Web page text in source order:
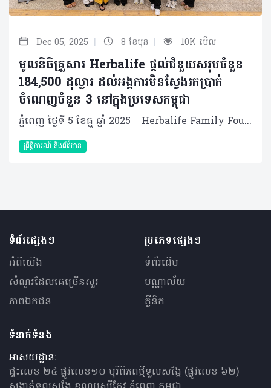
Dec 05, 2025 | 8 ខែមុន | 10K មើល
មូលនិធិគ្រួសារ Herbalife ផ្តល់ជំនួយសរុបចំនួន
184,500 ដុល្លារ ដល់អង្គការមិនស្វែងរកប្រាក់
ចំណេញចំនួន 3 នៅក្នុងប្រទេសកម្ពុជា
ភ្នំពេញ ថ្ងៃទី 5 ខែធ្នូ ឆ្នាំ 2025 – Herbalife Family Foundation (HFF) ជាអង្គការមិនស្វែងរកប្រាក់ចំណេញអន្តរជាតិមួយ ដែលត្រូវបានគាំទ្រដោយអ្នកចែកចាយឯករាជ្យ និងបុគ្គលិក Herbalife បានប្រកាសថា បានផ្តល់ជំនួយចំនួនសរុប 184,500 ដុល្លារ ដល់អង្គការមិនស្វែងរកប្រាក់ចំណេញចំនួន 3 នៅទូទាំងប្រទេសកម្ពុជា។ អង្គការទាំងនេះស្ថិតក្នុងកម្មវិធី Casa Herbalife ដែលជាគម្រោងសំខាន់របស់ HFF ដើម្បីសហការជាមួយអង្គការមូលដ្ឋានក្នុងការផ្តល់អាហារូបត្ថម្ភ​ ការអប់រំ និងបរិយាកាសសុវត្ថិភាពសម្រាប់កុមារ និងគ្រួសារដែលត្រូវការជំនួយ។ “យើងមានមោទនភាពក្នុងការសហការជាមួយអង្គការដ៏អស្ចារ្យដែលកំពុងបង្កើតការផ្លាស់ប្តូរដែលមានអត្ថន័យក្នុងសហគមន៍​របស់ពួកគេ” លោក Thang Vu នាយកគ្រប់គ្រងទូទៅ ក្រុមហ៊ុន Herbalife កម្ពុជា បានមានប្រសាសន៍ដូច្នេះ និងបានបន្ថែមទៀតថា៖ “ជាមួយអ្នកចែកចាយ និងបុគ្គលិក Herbalife យើងកំពុងធ្វើឱ្យមានការផ្លាស់ប្តូរតាមរយៈការជួយកុមារទទួលបានអាហារូបត្ថម្ភ ការអប់រំ និងការគាំទ្រដែលពួកគេត្រូវការ ដើម្បីអភិវឌ្ឍន៍ជីវិត។” អង្គការទទួលបានជំនួយនៅក្នុងប្រទេសកម្ពុជារួមមាន៖ អង្គការ Pour un Sourire d’Enfant (PSE)៖ ជួយកុមារចេញពីភាពក្រីក្រ និងណែនាំពួកគេទៅរកការងារដែលមានកិត្តិយស និងជំនាញ។ គាំទ្រកុមារច្រើនជាង 6,500 នាក់រៀងរាល់ឆ្នាំ បញ្ចប់ការបណ្តុះបណ្តាលវិជ្ជាជីវៈច្រើនជាង 6,000 នាក់ដែលមានការងារដែលមានគុណភាព។ មន្ទីរពេទ្យកុមារអង្គរ (AHC)៖ ផ្តល់សេវាថែទាំសុខភាពកុមារដោយមានមេត្តាករុណា និងគុណភាពខ្ពស់ ការអប់រំ និងសេវាការពារ។ បានផ្តល់សេវាថែទាំដល់កុមារច្រើនលាននាក់ បម្រើអ្នកជំងឺប្រចាំថ្ងៃចំនួន 350​ – 400 នាក់។ អង្គការ Children’s Future International (CFI)៖ ការពារសិទ្ធិកុមារដែលងាយរងគ្រោះ ដើម្បីធានាសុវត្ថិភាព ការអប់រំ និងការផ្តល់អំណាច។ គាំទ្រសិស្សប្រហែល 1,000 នាក់តាមរយៈសេវាសង្គម និងការអប់រំ; បម្រើកុមារនិងគ្រួសារដែលមានហានិភ័យច្រើនជាង 300។ ឆ្នាំនេះ HFF បានផ្តល់ជំនួយសរុបចំនួន 5 លានដុល្លារ ក្នុងកម្មវិធី Casa Herbalife ដល់អង្គការមិនស្វែងរកប្រាក់ចំណេញចំនួន 165 កន្លែង នៅក្នុង 60 ប្រទេស និងតំបន់។ ជំនួយទាំងនេះ អាចប្រព្រឹត្តទៅបានដោយសារការបរិច្ចាគរបស់អ្នកចែកចាយ Herbalife និងបុគ្គលិក Herbalife ដែលមានការប្តេជ្ញាចិត្តក្នុងការគាំទ្រកម្មវិធីដែលដឹកនាំដោយសហគមន៍ ដើម្បីពង្រឹងសហគមន៍ និងធ្វើឱ្យជីវិតប្រសើរឡើង។ ថវិកានេះរំពឹងថា នឹងអាចជួយកុមារច្រើនជាង 200,000 នាក់នៅទូទាំងពិភពលោក។ តាំងពីបានបង្កើតឡើងនៅឆ្នាំ 1994 HFF បានចំណាយលើសពី 60 លានដុល្លារ ដើម្បីគាំទ្រអង្គការមិនស្វែងរកប្រាក់ចំណេញនៅទូទាំងពិភពលោក ដើម្បីធានាថា កុមារ និងគ្រួសារទទួលបានអាហារូបត្ថម្ភ ការអប់រំ និងធនធានដែលចាំបាច់សម្រាប់ការរីកចម្រើន។ អំពី Herbalife Family Foundation Herbalife Family Foundation (HFF) គឺជាអង្គការមិនស្វែងរកប្រាក់ចំណេញអន្តរជាតិ 501(c)(3) ដែលបានគាំទ្រដោយអ្នកចែកចាយឯករាជ្យ និងបុគ្គលិក Herbalife។ បែបបទនៃការបង្កើតដោយ Mark Hughes ស្ថាបនិកក្រុមហ៊ុន Herbalife គឺ ដើម្បីជួយសហគមន៍ដែលខ្វះខាត។ HFF គាំទ្រកម្មវិធីផ្លាស់ប្តូរជីវិតដែល ផ្តោតលើសុខុមាលភាពកុមារតាម​រយៈអាហារូបត្ថម្ភ និងការអប់រំ។ តាំងពីឆ្នាំ 1994 មក HFF បានចំណាយលើសពី 60 លានដុល្លារដើម្បីគាំទ្រអង្គការមិនស្វែងរកប្រាក់ចំណេញនៅទូទាំងពិភពលោក និងចូលរួមក្នុងការជួយសង្គ្រោះពេលមានគ្រោះធម្មជាតិ។ សម្រាប់ព័ត៌មានបន្ថែម សូមចូលទៅកាន់ herbalifefamilyfoundation.org និងតាមដានយើងនៅ Instagram និង Facebook @Herbalifefamilyfoundation។ អំពីក្រុមហ៊ុន Herbalife ក្រុមហ៊ុន Herbalife (NYSE: HLF) គឺជាក្រុមហ៊ុនសុខភាព និងសុខុមាលភាពឈានមុខគេ និងជាសហគមន៍ដែលកំពុងផ្លាស់ប្តូរជីវិតរបស់មនុស្សជាមួយនឹងផលិតផលអាហារូបត្ថម្ភដ៏អស្ចារ្យ និងជាឱកាសអាជីវកម្មសម្រាប់សមាជិកឯករាជ្យរបស់ខ្លួនចាប់តាំងពីឆ្នាំ 1980។ ក្រុមហ៊ុនផ្តល់ជូននូវផលិតផលដែលគាំទ្រដោយវិទ្យាសាស្រ្តដល់អ្នកប្រើប្រាស់នៅក្នុងទីផ្សារជាង 90។ តាមរយៈសមាជិកឯករាជ្យដែលផ្តល់ជូននូវការបណ្តុះបណ្តាលមួយទល់មួយ និងផ្តល់ការគាំទ្រសហគមន៍ដោយបំផុសគំនិតឱ្យអតិថិជនប្រកាន់ខ្ជាប់នូវរបៀបរស់នៅដែលមានភាពសកម្ម។
ព្រឹត្តិការណ៍ និងព័ត៌មាន
ទំព័រផ្សេងៗ
អំពីយើង
សំណួរ​ដែលគេ​ច្រើន​សួរ
ភាពឯកជន
ប្រភេទផ្សេងៗ
ទំព័រដើម
បណ្ណាល័យ
គ្លីនិក
ទំនាក់ទំនង
អាសយដ្ឋាន:
ផ្ទះលេខ ២៤ ផ្លូវលេខ១០ បុរីពិភពថ្មីទួលសង្កែ (ផ្លូវលេខ ៦២)